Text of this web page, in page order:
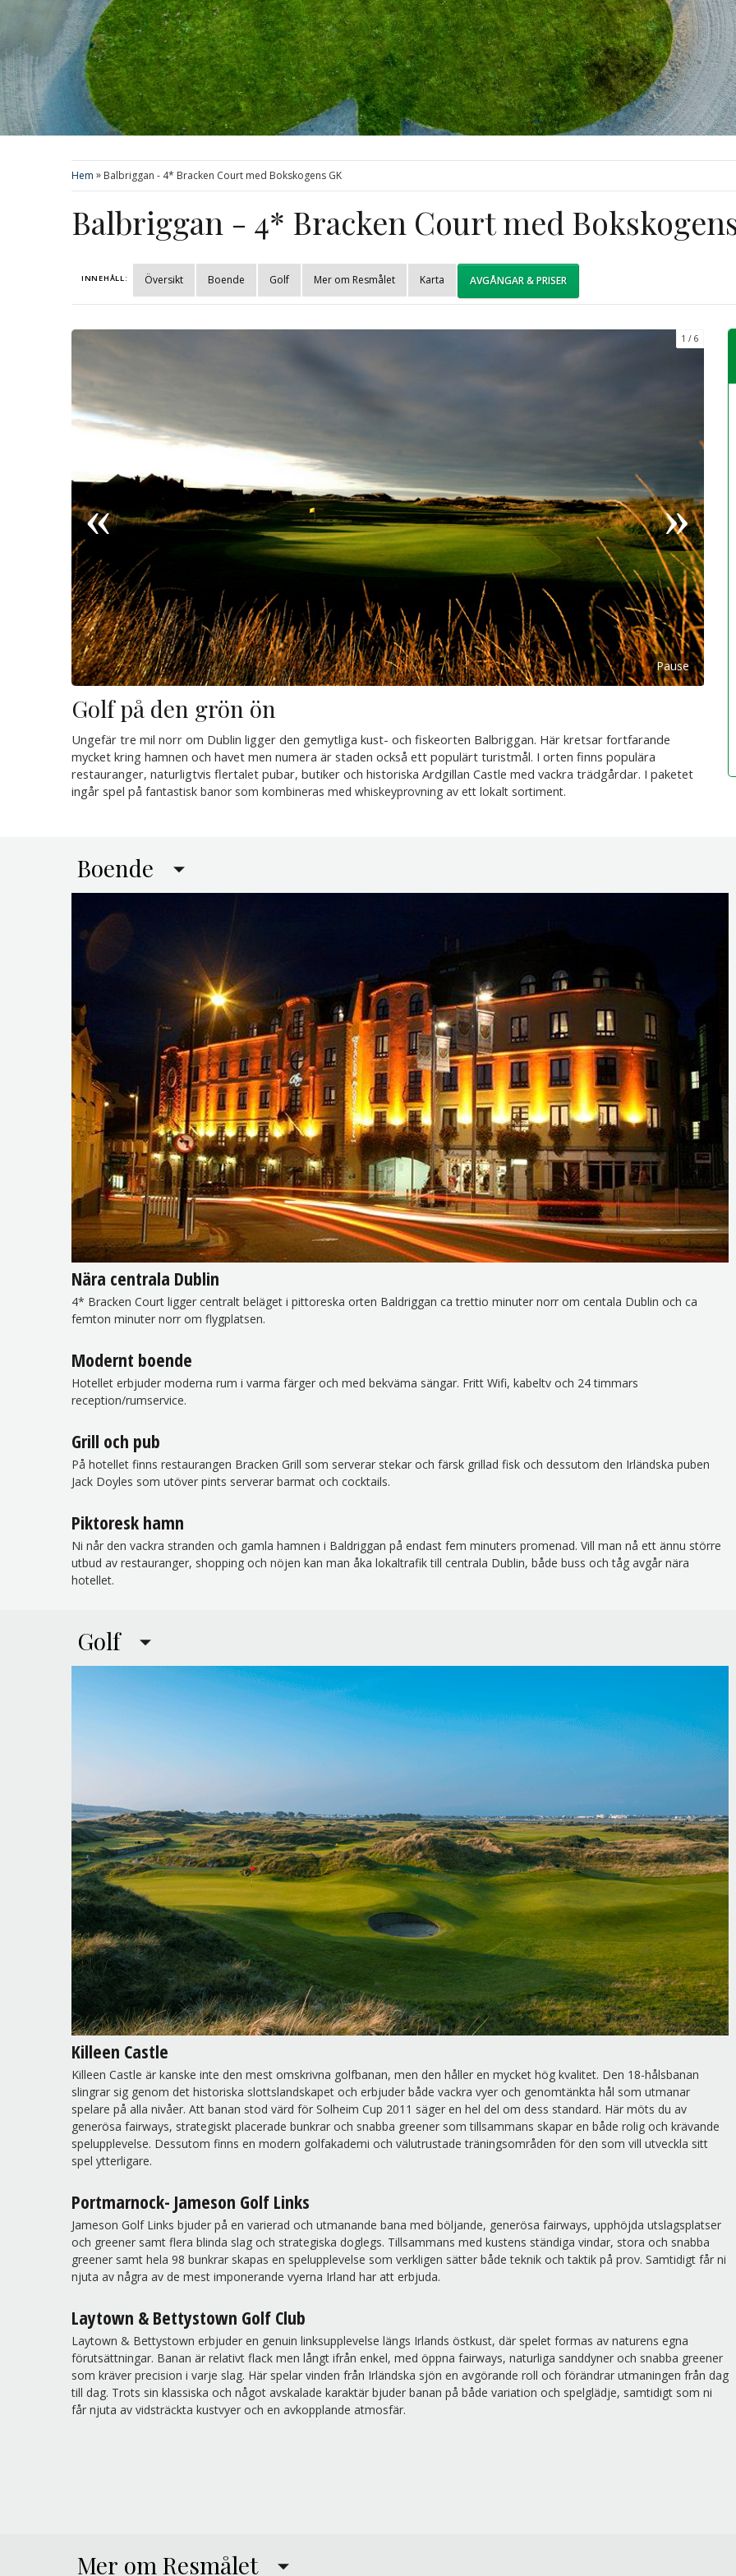
Hem » Balbriggan - 4* Bracken Court med Bokskogens GK
Balbriggan - 4* Bracken Court med
INNEHÅLL: Översikt Boende Golf Mer om Resmålet Karta AVGÅNGAR & PRISER
1 6
Pause
Golf på den grön ön
Ungefär tre mil norr om Dublin ligger den gemytliga kust- och fiskeorten Balbriggan. Här kretsar fortfarande
mycket kring hamnen och havet men numera är staden också ett populärt turistmål. I orten finns populära
restauranger, naturligtvis flertalet pubar, butiker och historiska Ardgillan Castle med vackra trädgårdar. I paketet
ingår spel på fantastisk banor som kombineras med whiskeyprovning av ett lokalt sortiment.
Boende
Nära centrala Dublin
4* Bracken Court ligger centralt beläget i pittoreska orten Baldriggan ca trettio minuter norr om centala Dublin och ca
femton minuter norr om flygplatsen.
Modernt boende
Hotellet erbjuder moderna rum i varma färger och med bekväma sängar. Fritt Wifi, kabeltv och 24 timmars
reception/rumservice.
Grill och pub
På hotellet finns restaurangen Bracken Grill som serverar stekar och färsk grillad fisk och dessutom den Irländska puben
Jack Doyles som utöver pints serverar barmat och cocktails.
Piktoresk hamn
Ni når den vackra stranden och gamla hamnen i Baldriggan på endast fem minuters promenad. Vill man nå ett ännu större
utbud av restauranger, shopping och nöjen kan man åka lokaltrafik till centrala Dublin, både buss och tåg avgår nära
hotellet.
Golf
Killeen Castle
Killeen Castle är kanske inte den mest omskrivna golfbanan, men den håller en mycket hög kvalitet. Den 18-hålsbanan
slingrar sig genom det historiska slottslandskapet och erbjuder både vackra vyer och genomtänkta hål som utmanar
spelare på alla nivåer. Att banan stod värd för Solheim Cup 2011 säger en hel del om dess standard. Här möts du av
generösa fairways, strategiskt placerade bunkrar och snabba greener som tillsammans skapar en både rolig och krävande
spelupplevelse. Dessutom finns en modern golfakademi och välutrustade träningsområden för den som vill utveckla sitt
spel ytterligare.
Portmarnock- Jameson Golf Links
Jameson Golf Links bjuder på en varierad och utmanande bana med böljande, generösa fairways, upphöjda utslagsplatser
och greener samt flera blinda slag och strategiska doglegs. Tillsammans med kustens ständiga vindar, stora och snabba
greener samt hela 98 bunkrar skapas en spelupplevelse som verkligen sätter både teknik och taktik på prov. Samtidigt får ni
njuta av några av de mest imponerande vyerna Irland har att erbjuda.
Laytown & Bettystown Golf Club
Laytown & Bettystown erbjuder en genuin linksupplevelse längs Irlands östkust, där spelet formas av naturens egna
förutsättningar. Banan är relativt flack men långt ifrån enkel, med öppna fairways, naturliga sanddyner och snabba greener
som kräver precision i varje slag. Här spelar vinden från Irländska sjön en avgörande roll och förändrar utmaningen från dag
till dag. Trots sin klassiska och något avskalade karaktär bjuder banan på både variation och spelglädje, samtidigt som ni
får njuta av vidsträckta kustvyer och en avkopplande atmosfär.
Mer om Resmålet